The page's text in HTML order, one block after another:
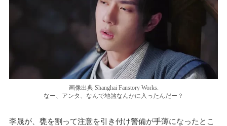
画像出典 Shanghai Fanstory Works.
なー、アンタ、なんで地煞なんかに入ったんだー？
李晟が、甕を割って注意を引き付け警備が手薄になったとこ